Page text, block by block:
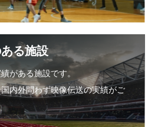
る施設
がある施設です。
内外問わず映像伝送の実績がご